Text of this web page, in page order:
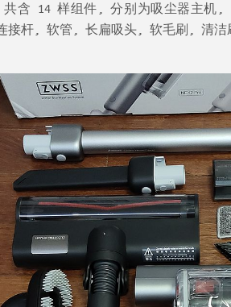
共含 14 样组件, 分别为吸尘器主
接杆, 软管, 长扁吸头, 软毛刷, 清